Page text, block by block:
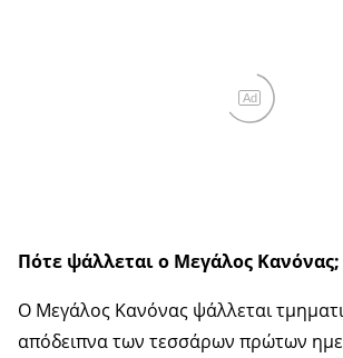
Ad
Πότε ψάλλεται ο Μεγάλος Κανόνας;
Ο Μεγάλος Κανόνας ψάλλεται
απόδειπνα των τεσσάρων πρώτων